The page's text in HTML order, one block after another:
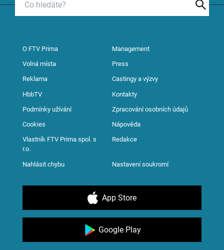
O FTV Prima Management
Volná místa Press
Reklama Castingy a výzvy
HbbTV Kontakty
Podmínky užívání Zpracování osobních údajů
Cookies Nápověda
Vlastník FTV Prima spol. s
r.o.
Redakce
Nahlásit chybu Nastavení soukromí
App Store
Google Play